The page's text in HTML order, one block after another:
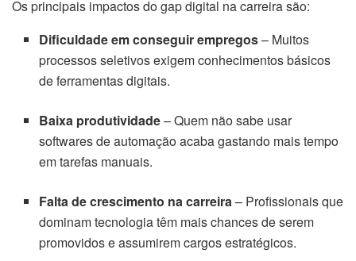
Os principais impactos do gap digital na carreira são:
Dificuldade em conseguir empregos– Muitos
processos seletivos exigem conhecimentos básicos
de ferramentas digitais.
Baixa produtividade– Quem não sabe usar
softwares de automação acaba gastando mais tempo
em tarefas manuais.
Falta de crescimento na carreira– Profissionais que
dominam tecnologia têm mais chances de serem
promovidos e assumirem cargos estratégicos.